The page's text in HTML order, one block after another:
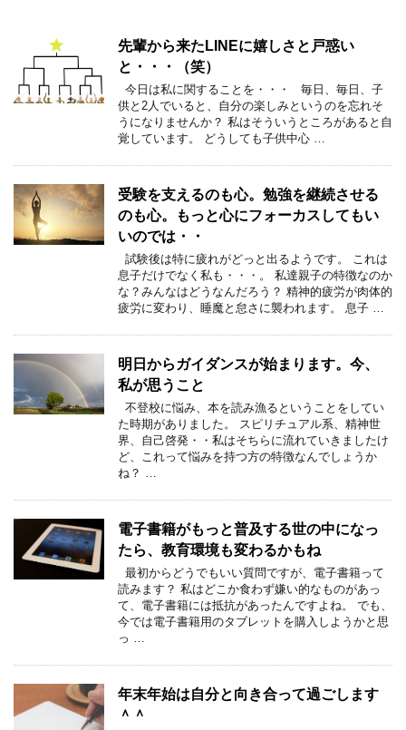
先輩から来たLINEに嬉しさと戸惑い
と・・・（笑）
今日は私に関することを・・・ 毎日、毎日、子
供と2人でいると、自分の楽しみというのを忘れそ
うになりませんか？ 私はそういうところがあると自
覚しています。 どうしても子供中心 …
受験を支えるのも心。勉強を継続させる
のも心。もっと心にフォーカスしてもい
いのでは・・
試験後は特に疲れがどっと出るようです。 これは
息子だけでなく私も・・・。 私達親子の特徴なのか
な？みんなはどうなんだろう？ 精神的疲労が肉体的
疲労に変わり、睡魔と怠さに襲われます。 息子 …
明日からガイダンスが始まります。今、
私が思うこと
不登校に悩み、本を読み漁るということをしてい
た時期がありました。 スピリチュアル系、精神世
界、自己啓発・・私はそちらに流れていきましたけ
ど、これって悩みを持つ方の特徴なんでしょうか
ね？ …
電子書籍がもっと普及する世の中になっ
たら、教育環境も変わるかもね
最初からどうでもいい質問ですが、電子書籍って
読みます？ 私はどこか食わず嫌い的なものがあっ
て、電子書籍には抵抗があったんですよね。 でも、
今では電子書籍用のタブレットを購入しようかと思
っ …
年末年始は自分と向き合って過ごします
＾＾